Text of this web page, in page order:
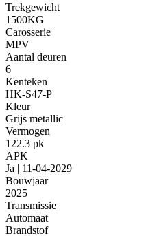
Trekgewicht
1500KG
Carosserie
MPV
Aantal deuren
6
Kenteken
HK-S47-P
Kleur
Grijs metallic
Vermogen
122.3 pk
APK
Ja | 11-04-2029
Bouwjaar
2025
Transmissie
Automaat
Brandstof